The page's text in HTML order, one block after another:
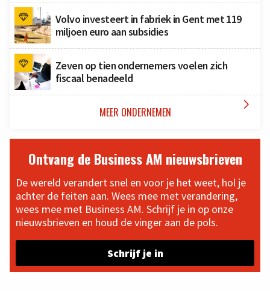
Volvo investeert in fabriek in Gent met 119
miljoen euro aan subsidies
Zeven op tien ondernemers voelen zich
fiscaal benadeeld
MEER ONDERNEMEN 
Ontvang de Business AM nieuwsbrieven
De wereld verandert snel en voor je het weet, hol je
achter de feiten aan. Wees mee met verandering,
wees mee met Business AM. Schrijf je in op onze
nieuwsbrieven en houd de vinger aan de pols.
Schrijf je in